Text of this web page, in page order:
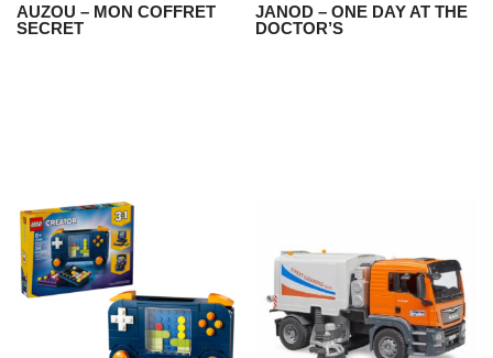
AUZOU – MON COFFRET
SECRET
JANOD – ONE DAY AT THE
DOCTOR’S